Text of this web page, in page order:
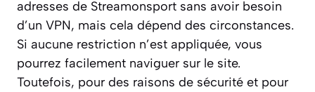
adresses de Streamonsport sans avoir besoin
d’un VPN, mais cela dépend des circonstances.
Si aucune restriction n’est appliquée, vous
pourrez facilement naviguer sur le site.
Toutefois, pour des raisons de sécurité et pour